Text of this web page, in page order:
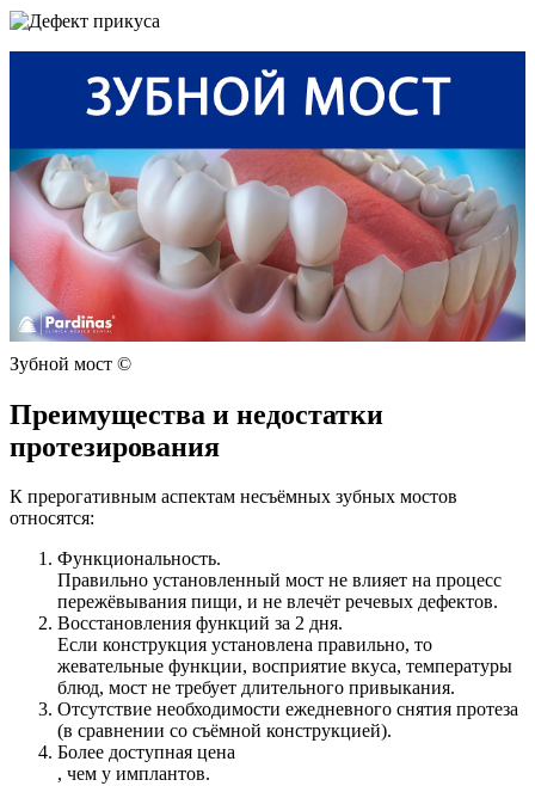
Зубной мост ©
Преимущества и недостатки
протезирования
К прерогативным аспектам несъёмных зубных мостов
относятся:
Функциональность.
Правильно установленный мост не влияет на процесс
пережёвывания пищи, и не влечёт речевых дефектов.
Восстановления функций за 2 дня.
Если конструкция установлена правильно, то
жевательные функции, восприятие вкуса, температуры
блюд, мост не требует длительного привыкания.
Отсутствие необходимости ежедневного снятия протеза
(в сравнении со съёмной конструкцией).
Более доступная цена
, чем у имплантов.